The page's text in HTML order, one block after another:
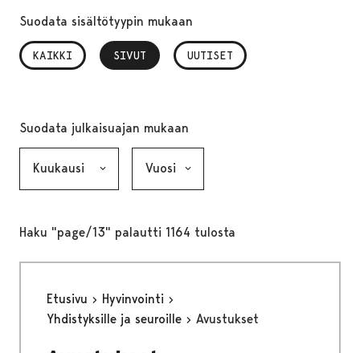
Suodata sisältötyypin mukaan
KAIKKI SIVUT
, VALITTU UUTISET
Suodata julkaisuajan mukaan
Haku "page/13" palautti 1164 tulosta
Etusivu
Hyvinvointi
Yhdistyksille ja seuroille
Avustukset